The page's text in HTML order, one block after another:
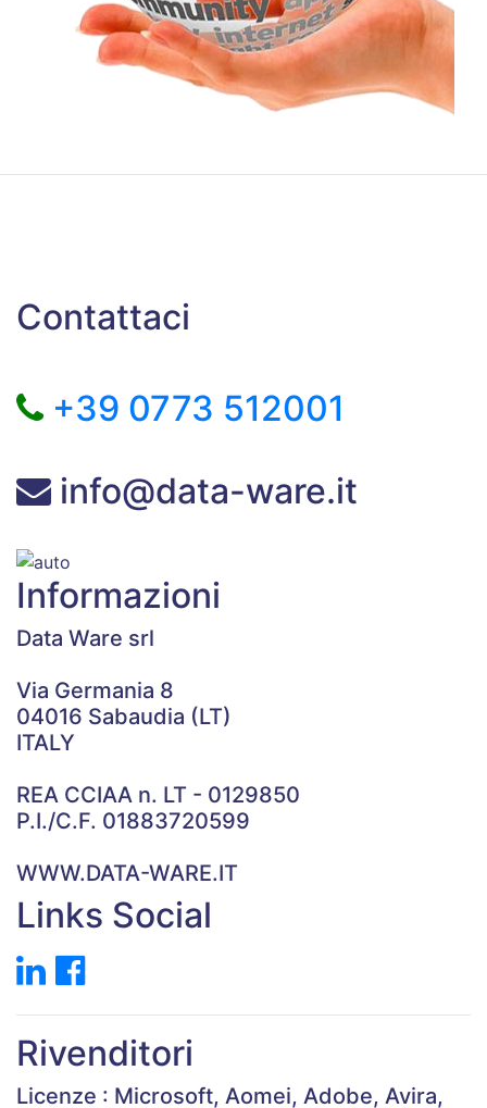
Contattaci
+39 0773 512001
info@data-ware.it
Informazioni
Data Ware srl
Via Germania 8
04016 Sabaudia (LT)
ITALY
REA CCIAA n. LT - 0129850
P.I./C.F. 01883720599
WWW.DATA-WARE.IT
Links Social
Rivenditori
Licenze : Microsoft, Aomei, Adobe, Avira,